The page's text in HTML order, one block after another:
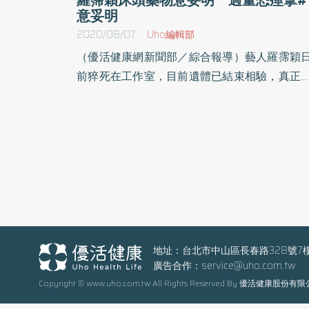
意妥明
2020/08/07 Uho編輯部
（優活健康網新聞部／綜合報導）藝人羅霈穎
前猝死在工作室，目前遺體已結束相驗，真正死
精神安定藥，可用來治療出現幻覺或思覺失調
的患者，若因失眠而服用此藥，通常是睡眠障
較嚴重，且服用一般安眠藥物仍睡不著的病患。
衛福部藥品查詢平台顯示，意妥明可治療焦慮
地址：台北市中山區長春路328號7
廣告合作： service@uho.com.tw
Copyright © www.uho.com.tw All Rights Reserved By 優活健康股份有限